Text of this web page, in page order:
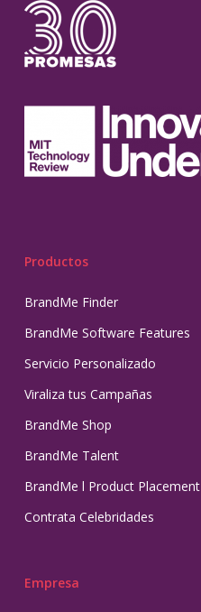
Productos
BrandMe Finder
BrandMe Software Features
Servicio Personalizado
Viraliza tus Campañas
BrandMe Shop
BrandMe Talent
BrandMe l Product Placement
Contrata Celebridades
Empresa